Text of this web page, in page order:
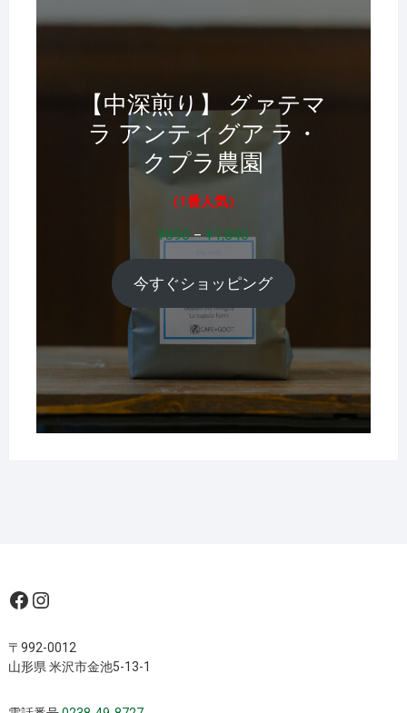
【中深煎り】 グァテマ
ラ アンティグア ラ・
クプラ農園
（1番人気）
¥890 –¥1,840価
¥890
今すぐショッピング
Facebook
Instagram
〒992-0012
山形県 米沢市金池5-13-1